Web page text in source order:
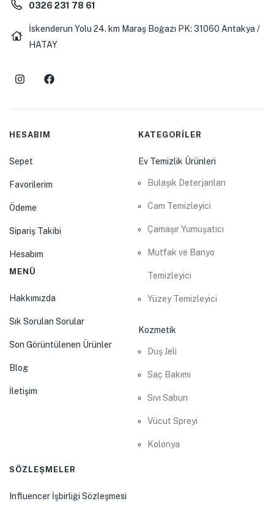
0326 231 78 61
İskenderun Yolu 24. km Maraş Boğazı PK: 31060 Antakya /
HATAY
HESABIM
Sepet
Favorilerim
Ödeme
Sipariş Takibi
Hesabım
MENÜ
Hakkımızda
Sık Sorulan Sorular
Son Görüntülenen Ürünler
Blog
İletişim
KATEGORİLER
Ev Temizlik Ürünleri
Bulaşık Deterjanları
Cam Temizleyici
Çamaşır Yumuşatıcı
Mutfak ve Banyo
Temizleyici
Yüzey Temizleyici
Kozmetik
Duş Jeli
Saç Bakımı
Sıvı Sabun
Vücut Spreyi
Kolonya
SÖZLEŞMELER
Influencer İşbirliği Sözleşmesi